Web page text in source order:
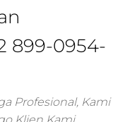
media,promosi
smm,media
899-0954-
Profesional, Kami